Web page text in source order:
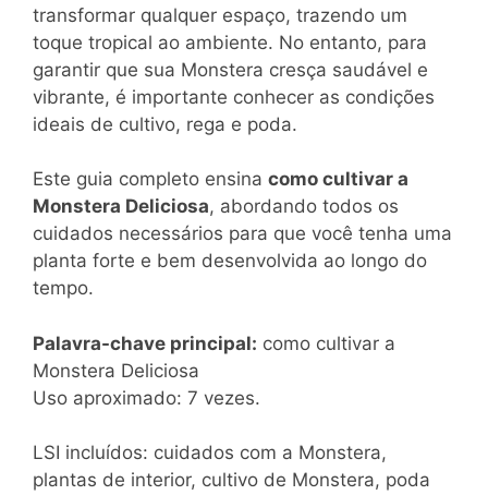
transformar qualquer espaço, trazendo um
toque tropical ao ambiente. No entanto, para
garantir que sua Monstera cresça saudável e
vibrante, é importante conhecer as condições
ideais de cultivo, rega e poda.
Este guia completo ensina como cultivar a
Monstera Deliciosa, abordando todos os
cuidados necessários para que você tenha uma
planta forte e bem desenvolvida ao longo do
tempo.
Palavra-chave principal: como cultivar a
Monstera Deliciosa
Uso aproximado: 7 vezes.
LSI incluídos: cuidados com a Monstera,
plantas de interior, cultivo de Monstera, poda